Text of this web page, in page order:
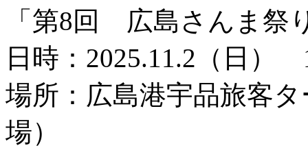
「第8回 広島さんま祭
日時：2025.11.2（日）
場所：広島港宇品旅客
場）